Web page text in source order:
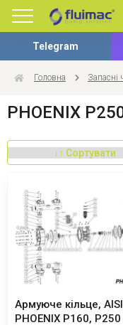
Telegram
Головна Запасні
PHOENIX
Армуюче кільце,
PHOENIX P160, P250